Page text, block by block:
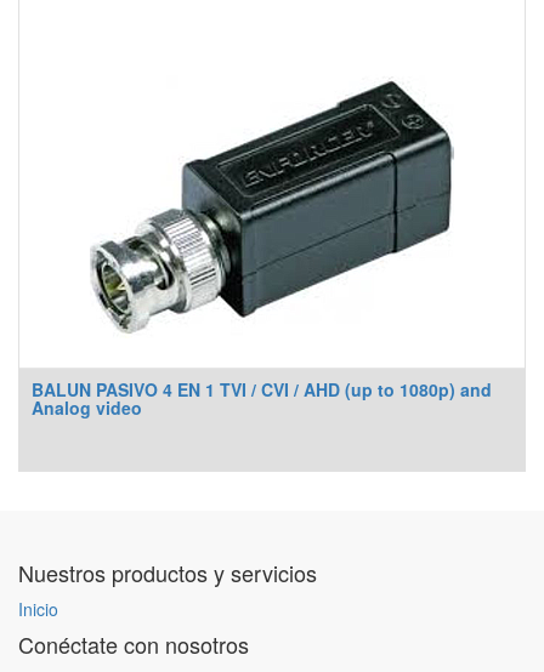
BALUN PASIVO 4 EN 1 TVI / CVI / AHD (up to 1080p) and
Analog video
Nuestros productos y servicios
Inicio
Conéctate con nosotros